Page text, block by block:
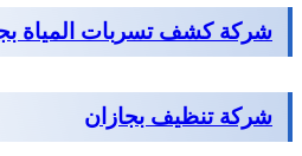
شركة كشف تسربات المياة
شركة تنظيف بجازان